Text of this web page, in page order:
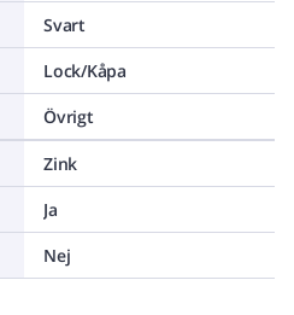
Svart
Lock/Kåpa
Övrigt
Zink
Ja
Nej